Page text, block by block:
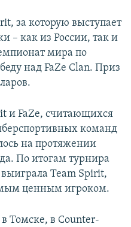
за которую выступает
– как из России, так и
мира по
над FaZe Clan. Приз
и FaZe, считающихся
команд
на протяжении
По итогам турнира
Team Spirit,
ценным игроком.
Томске, в Counter-